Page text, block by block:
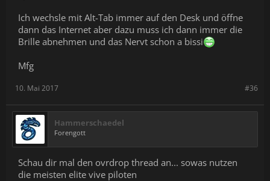
Ich wechsle mit Alt-Tab immer auf den Desk und öffne
dann das Internet aber dazu muss ich dann immer die
Brille abnehmen und das Nervt schon a bissi
Mfg
#36
10. Mai 2017
Hammerschaedel
Forengott
Schau dir mal den ovrdrop thread an... sowas nutzen
die meisten elite vive piloten